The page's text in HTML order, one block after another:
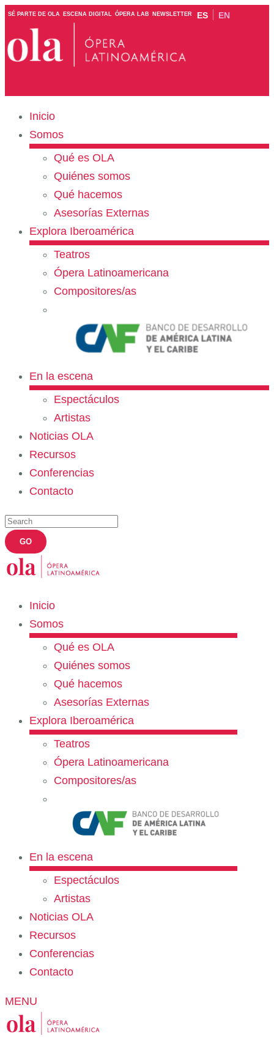
SÉ PARTE DE OLA ESCENA DIGITAL ÓPERA LAB NEWSLETTER ES EN
Inicio
Somos
Qué es OLA
Quiénes somos
Qué hacemos
Asesorías Externas
Explora Iberoamérica
Teatros
Ópera Latinoamericana
Compositores/as
En la escena
Espectáculos
Artistas
Noticias OLA
Recursos
Conferencias
Contacto
Inicio
Somos
Qué es OLA
Quiénes somos
Qué hacemos
Asesorías Externas
Explora Iberoamérica
Teatros
Ópera Latinoamericana
Compositores/as
En la escena
Espectáculos
Artistas
Noticias OLA
Recursos
Conferencias
Contacto
MENU